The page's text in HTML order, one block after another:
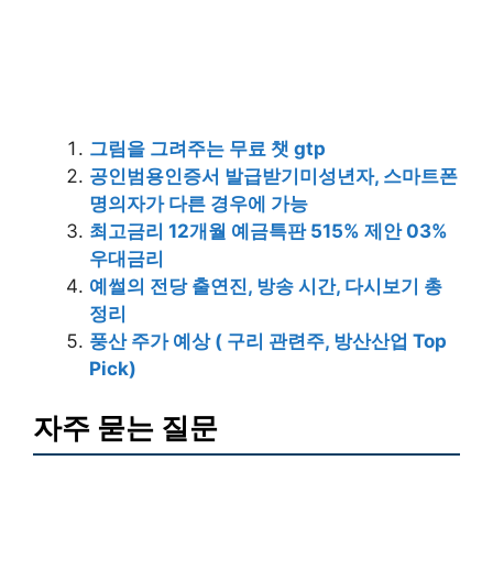
그림을 그려주는 무료 챗 gtp
공인범용인증서 발급받기미성년자, 스마트폰
명의자가 다른 경우에 가능
최고금리 12개월 예금특판 515% 제안 03%
우대금리
예썰의 전당 출연진, 방송 시간, 다시보기 총
정리
풍산 주가 예상 ( 구리 관련주, 방산산업 Top
Pick)
자주 묻는 질문